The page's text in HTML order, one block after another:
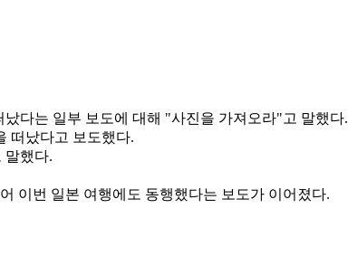
다는 일부 보도에 대해 "사진을 가져오라"고 말했다.
떠났다고 보도했다.
말했다.
이번 일본 여행에도 동행했다는 보도가 이어졌다.